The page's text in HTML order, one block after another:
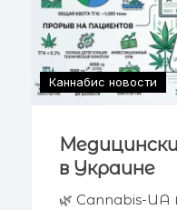
Каннабис новости
в Украине
🌿 Cannabis-